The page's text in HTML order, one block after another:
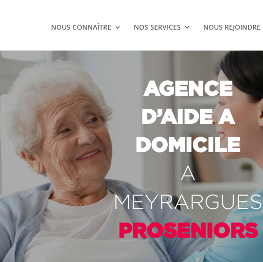
NOUS CONNAÎTRE NOS SERVICES NOUS REJOINDRE
AGENCE
D’AIDE A
DOMICILE
A
MEYRARGUES
PROSENIORS